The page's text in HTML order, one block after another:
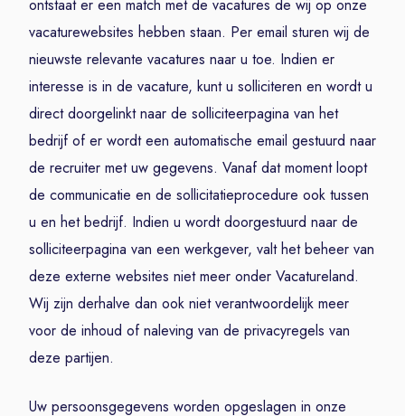
ontstaat er een match met de vacatures de wij op onze
vacaturewebsites hebben staan. Per email sturen wij de
nieuwste relevante vacatures naar u toe. Indien er
interesse is in de vacature, kunt u solliciteren en wordt u
direct doorgelinkt naar de solliciteerpagina van het
bedrijf of er wordt een automatische email gestuurd naar
de recruiter met uw gegevens. Vanaf dat moment loopt
de communicatie en de sollicitatieprocedure ook tussen
u en het bedrijf. Indien u wordt doorgestuurd naar de
solliciteerpagina van een werkgever, valt het beheer van
deze externe websites niet meer onder Vacatureland.
Wij zijn derhalve dan ook niet verantwoordelijk meer
voor de inhoud of naleving van de privacyregels van
deze partijen.
Uw persoonsgegevens worden opgeslagen in onze